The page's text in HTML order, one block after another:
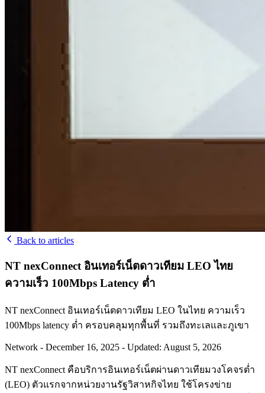
Back to articles
NT nexConnect อินเทอร์เน็ตดาวเทียม LEO ไทย
ความเร็ว 100Mbps Latency ต่ำ
NT nexConnect อินเทอร์เน็ตดาวเทียม LEO ในไทย ความเร็ว
100Mbps latency ต่ำ ครอบคลุมทุกพื้นที่ รวมถึงทะเลและภูเขา
Network - December 16, 2025 - Updated: August 5, 2026
NT nexConnect คือบริการอินเทอร์เน็ตผ่านดาวเทียมวงโคจรต่ำ
(LEO) ตัวแรกจากหน่วยงานรัฐวิสาหกิจไทย ใช้โครงข่าย